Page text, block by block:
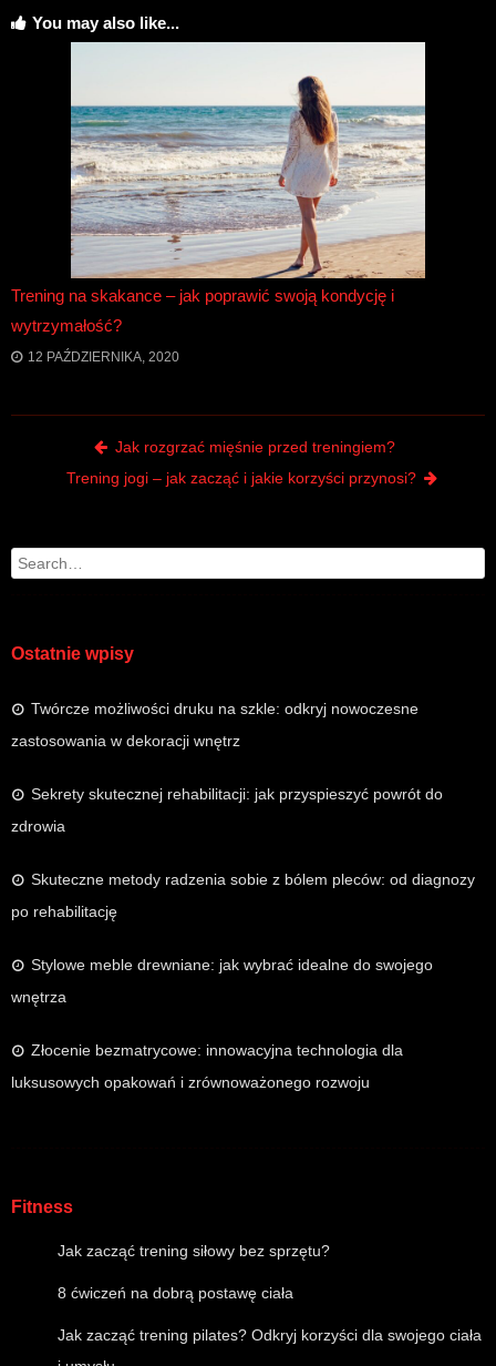
Search
Ostatnie wpisy
Twórcze możliwości druku na szkle: odkryj nowoczesne
zastosowania w dekoracji wnętrz
Sekrety skutecznej rehabilitacji: jak przyspieszyć powrót do
zdrowia
Skuteczne metody radzenia sobie z bólem pleców: od diagnozy
po rehabilitację
Stylowe meble drewniane: jak wybrać idealne do swojego
wnętrza
Złocenie bezmatrycowe: innowacyjna technologia dla
luksusowych opakowań i zrównoważonego rozwoju
Fitness
Jak zacząć trening siłowy bez sprzętu?
8 ćwiczeń na dobrą postawę ciała
Jak zacząć trening pilates? Odkryj korzyści dla swojego ciała
You may also like...
Trening na skakance – jak poprawić swoją kondycję i
wytrzymałość?
12 PAŹDZIERNIKA, 2020
Post navigation
Jak rozgrzać mięśnie przed treningiem?
Trening jogi – jak zacząć i jakie korzyści przynosi?